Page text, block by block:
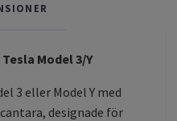
Model 3/Y
3 eller Model Y med
designade för